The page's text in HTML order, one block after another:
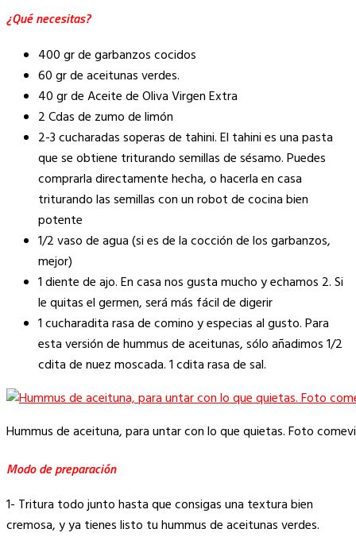
¿Qué necesitas?
400 gr de garbanzos cocidos
60 gr de aceitunas verdes.
40 gr de Aceite de Oliva Virgen Extra
2 Cdas de zumo de limón
2-3 cucharadas soperas de tahini. El tahini es una pasta
que se obtiene triturando semillas de sésamo. Puedes
comprarla directamente hecha, o hacerla en casa
triturando las semillas con un robot de cocina bien
potente
1/2 vaso de agua (si es de la cocción de los garbanzos,
mejor)
1 diente de ajo. En casa nos gusta mucho y echamos 2. Si
le quitas el germen, será más fácil de digerir
1 cucharadita rasa de comino y especias al gusto. Para
esta versión de hummus de aceitunas, sólo añadimos 1/2
cdita de nuez moscada. 1 cdita rasa de sal.
Hummus de aceituna, para untar con lo que quietas. Foto
Modo de preparación
1- Tritura todo junto hasta que consigas una textura bien
cremosa, y ya tienes listo tu hummus de aceitunas verdes.